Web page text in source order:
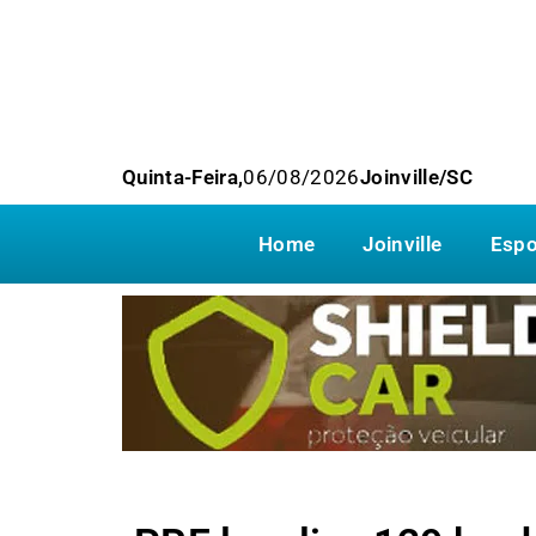
Quinta-Feira,06/08/2026Joinville/SC
Home Joinville